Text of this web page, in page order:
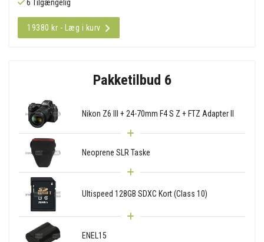
6 Tilgængelig
19380 kr - Læg i kurv
Pakketilbud 6
Nikon Z6 III + 24-70mm F4 S Z + FTZ Adapter II
Neoprene SLR Taske
Ultispeed 128GB SDXC Kort (Class 10)
ENEL15